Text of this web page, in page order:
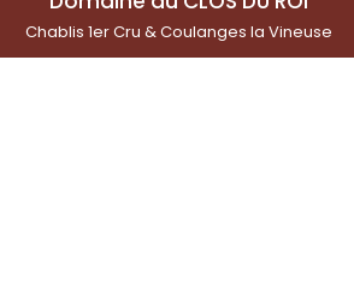
Chablis 1er Cru & Coulanges la Vineuse